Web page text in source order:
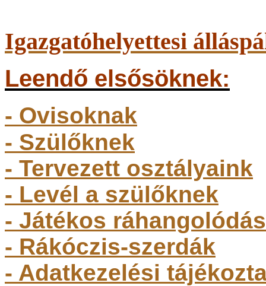
Igazgatóhelyettesi
Leendő elsősöknek:
- Ovisoknak
- Szülőknek
- Tervezett osztályaink
- Levél a szülőknek
- Játékos ráhangolódás
- Rákóczis-szerdák
- Adatkezelési